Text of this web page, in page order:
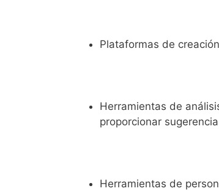
Plataformas de
Herramientas de
proporcionar
Herramientas de